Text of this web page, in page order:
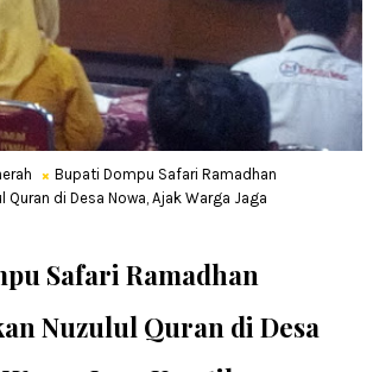
Bupati Dompu Safari Ramadhan
Quran di Desa Nowa, Ajak Warga Jaga
Safari Ramadhan
Nuzulul Quran di Desa